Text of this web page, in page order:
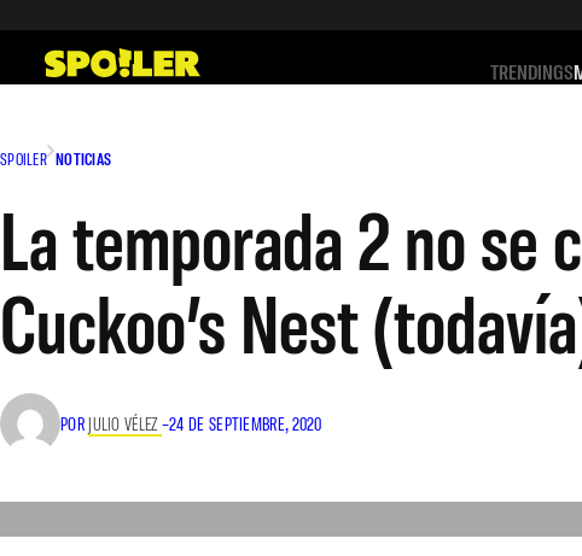
contenido
TRENDINGS
SPOILER NOTICIAS
La temporada 2 no se
Cuckoo’s Nest
POR JULIO VÉLEZ –24 DE SEPTIEMBRE, 2020